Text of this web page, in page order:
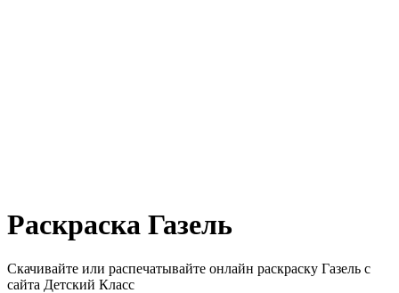
Раскраска Газель
Скачивайте или распечатывайте онлайн раскраску Газель с
сайта Детский Класс